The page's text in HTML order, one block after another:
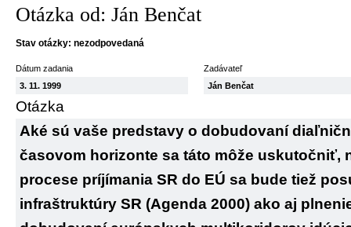
Otázka od: Ján Benčat
Stav otázky: nezodpovedaná
Dátum zadania
3. 11. 1999
Zadávateľ
Ján Benčat
Otázka
Aké sú vaše predstavy o dobudovaní
časovom horizonte sa táto môže uskutočniť,
procese príjímania SR do EÚ sa bude tiež
infraštruktúry SR (Agenda 2000) ako aj